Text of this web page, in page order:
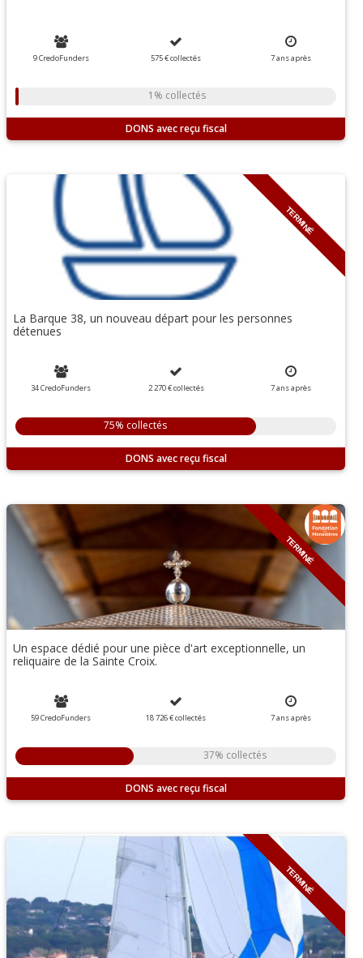
9 CredoFunders 575 €collectés 7ansaprès
1% collectés
DONS
TERMINÉ
La Barque 38, un nouveau départ pour les personnes
détenues
34 CredoFunders 2 270 €collectés 7ansaprès
75% collectés
DONS
TERMINÉ
Un espace dédié pour une pièce d'art exceptionnelle, un
reliquaire de la Sainte Croix.
59 CredoFunders 18 726 €collectés 7ansaprès
37% collectés
DONS
TERMINÉ